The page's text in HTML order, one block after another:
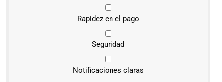
Rapidez en el pago
Seguridad
Notificaciones claras